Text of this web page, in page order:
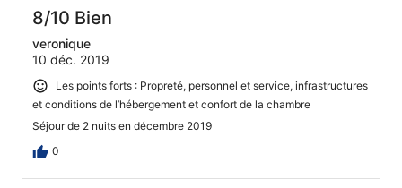
8/10 Bien
veronique
10 déc. 2019
Les points forts : Propreté, personnel et service, infrastructures
et conditions de l’hébergement et confort de la chambre
Séjour de 2 nuits en décembre 2019
0